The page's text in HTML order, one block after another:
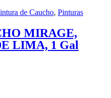
de Caucho, Pinturas
MIRAGE,
LIMA, 1 Gal